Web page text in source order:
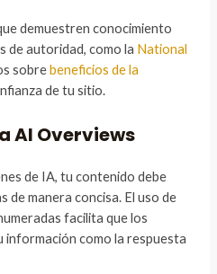
demuestren conocimiento
de autoridad, como la National
sobrebeneficios de la
de tu sitio.
AI Overviews
de IA, tu contenido debe
manera concisa. El uso de
facilita que los
como la respuesta